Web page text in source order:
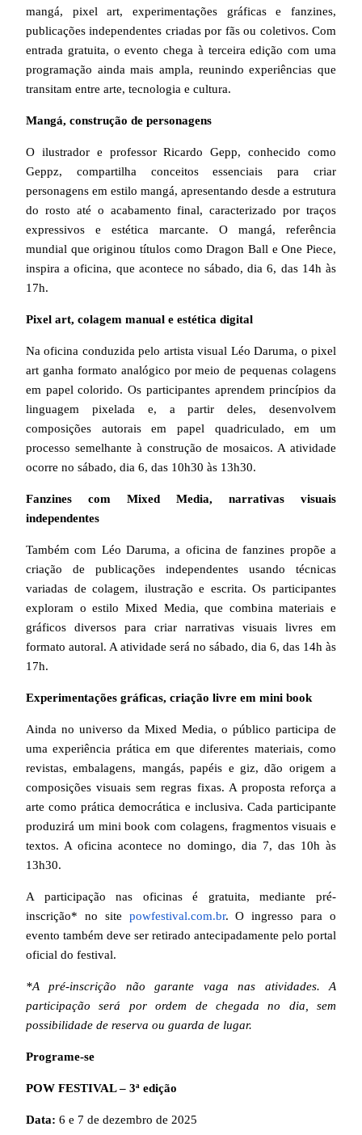
mangá, pixel art, experimentações gráficas e fanzines,
publicações independentes criadas por fãs ou coletivos. Com
entrada gratuita, o evento chega à terceira edição com uma
programação ainda mais ampla, reunindo experiências que
transitam entre arte, tecnologia e cultura.
Mangá, construção de personagens
O ilustrador e professor Ricardo Gepp, conhecido como
Geppz, compartilha conceitos essenciais para criar
personagens em estilo mangá, apresentando desde a estrutura
do rosto até o acabamento final, caracterizado por traços
expressivos e estética marcante. O mangá, referência
mundial que originou títulos como Dragon Ball e One Piece,
inspira a oficina, que acontece no sábado, dia 6, das 14h às
17h.
Pixel art, colagem manual e estética digital
Na oficina conduzida pelo artista visual Léo Daruma, o pixel
art ganha formato analógico por meio de pequenas colagens
em papel colorido. Os participantes aprendem princípios da
linguagem pixelada e, a partir deles, desenvolvem
composições autorais em papel quadriculado, em um
processo semelhante à construção de mosaicos. A atividade
ocorre no sábado, dia 6, das 10h30 às 13h30.
Fanzines com Mixed Media, narrativas visuais
independentes
Também com Léo Daruma, a oficina de fanzines propõe a
criação de publicações independentes usando técnicas
variadas de colagem, ilustração e escrita. Os participantes
exploram o estilo Mixed Media, que combina materiais e
gráficos diversos para criar narrativas visuais livres em
formato autoral. A atividade será no sábado, dia 6, das 14h às
17h.
Experimentações gráficas, criação livre em mini book
Ainda no universo da Mixed Media, o público participa de
uma experiência prática em que diferentes materiais, como
revistas, embalagens, mangás, papéis e giz, dão origem a
composições visuais sem regras fixas. A proposta reforça a
arte como prática democrática e inclusiva. Cada participante
produzirá um mini book com colagens, fragmentos visuais e
textos. A oficina acontece no domingo, dia 7, das 10h às
13h30.
A participação nas oficinas é gratuita, mediante pré-
inscrição* no site powfestival.com.br. O ingresso para o
evento também deve ser retirado antecipadamente pelo portal
oficial do festival.
*A pré-inscrição não garante vaga nas atividades. A
participação será por ordem de chegada no dia, sem
possibilidade de reserva ou guarda de lugar.
Programe-se
POW FESTIVAL – 3ª edição
Data: 6 e 7 de dezembro de 2025